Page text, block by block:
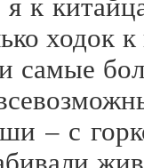
ходок
самые
– с